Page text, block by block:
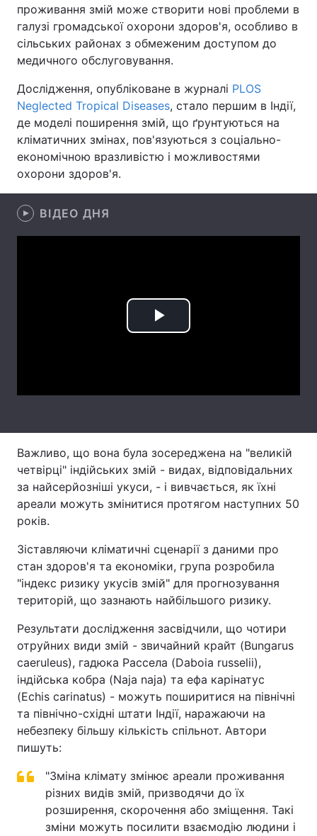
Техно і зв'язок Лайт
Зброя Інциденти
Здоров'я Туризм
Цікавинки Погода
Регіони
Лонгріди
Відео з Youtube
Тема оформлення
проживання змій може створити нові проблеми в
галузі громадської охорони здоров'я, особливо в
сільських районах з обмеженим доступом до
медичного обслуговування.
Дослідження, опубліковане в журналі PLOS
Neglected Tropical Diseases, стало першим в Індії,
де моделі поширення змій, що ґрунтуються на
кліматичних змінах, пов'язуються з соціально-
економічною вразливістю і можливостями
охорони здоров'я.
ВІДЕО ДНЯ
Play
Важливо, що вона була зосереджена на "великій
четвірці" індійських змій - видах, відповідальних
за найсерйозніші укуси, - і вивчається, як їхні
ареали можуть змінитися протягом наступних 50
років.
Зіставляючи кліматичні сценарії з даними про
стан здоров'я та економіки, група розробила
"індекс ризику укусів змій" для прогнозування
територій, що зазнають найбільшого ризику.
Результати дослідження засвідчили, що чотири
отруйних види змій - звичайний крайт (Bungarus
caeruleus), гадюка Рассела (Daboia russelii),
індійська кобра (Naja naja) та ефа карінатус
(Echis carinatus) - можуть поширитися на північні
та північно-східні штати Індії, наражаючи на
небезпеку більшу кількість спільнот. Автори
пишуть:
"Зміна клімату змінює ареали проживання
різних видів змій, призводячи до їх
розширення, скорочення або зміщення. Такі
зміни можуть посилити взаємодію людини і